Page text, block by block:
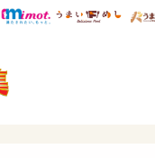
ウレぴあ総研 ディズニー
mimot. うま